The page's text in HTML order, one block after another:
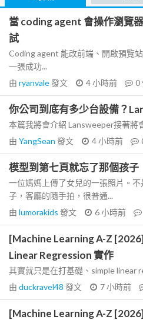
當 coding agent 會操作瀏覽
試
Coding agent 能改前端、開啟預覽
一張成功...
由 ryanvale發文 4 小時前 0
你公司到底有多少台設備？
本篇我將會介紹 Lansweeper接著將
由 YangSean 發文 4 小時前
模型到第七頁就忘了那個孩子
一位媽媽上傳了女兒的一張照片。
子，客廳的隨手拍，很普通...
由 lumorakids 發文 6 小時前
[Machine Learning A-Z
Linear Regression 實作
其實就只是在打基礎、simple linear
由 duckravel48 發文 7 小時前
[Machine Learning A-Z